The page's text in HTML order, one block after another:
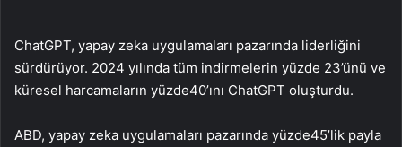
ChatGPT, yapay zeka uygulamaları pazarında liderliğini
sürdürüyor. 2024 yılında tüm indirmelerin yüzde 23’ünü ve
küresel harcamaların yüzde40’ını ChatGPT oluşturdu.
ABD, yapay zeka uygulamaları pazarında yüzde45’lik payla